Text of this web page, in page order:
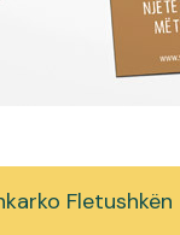
Fletushkën